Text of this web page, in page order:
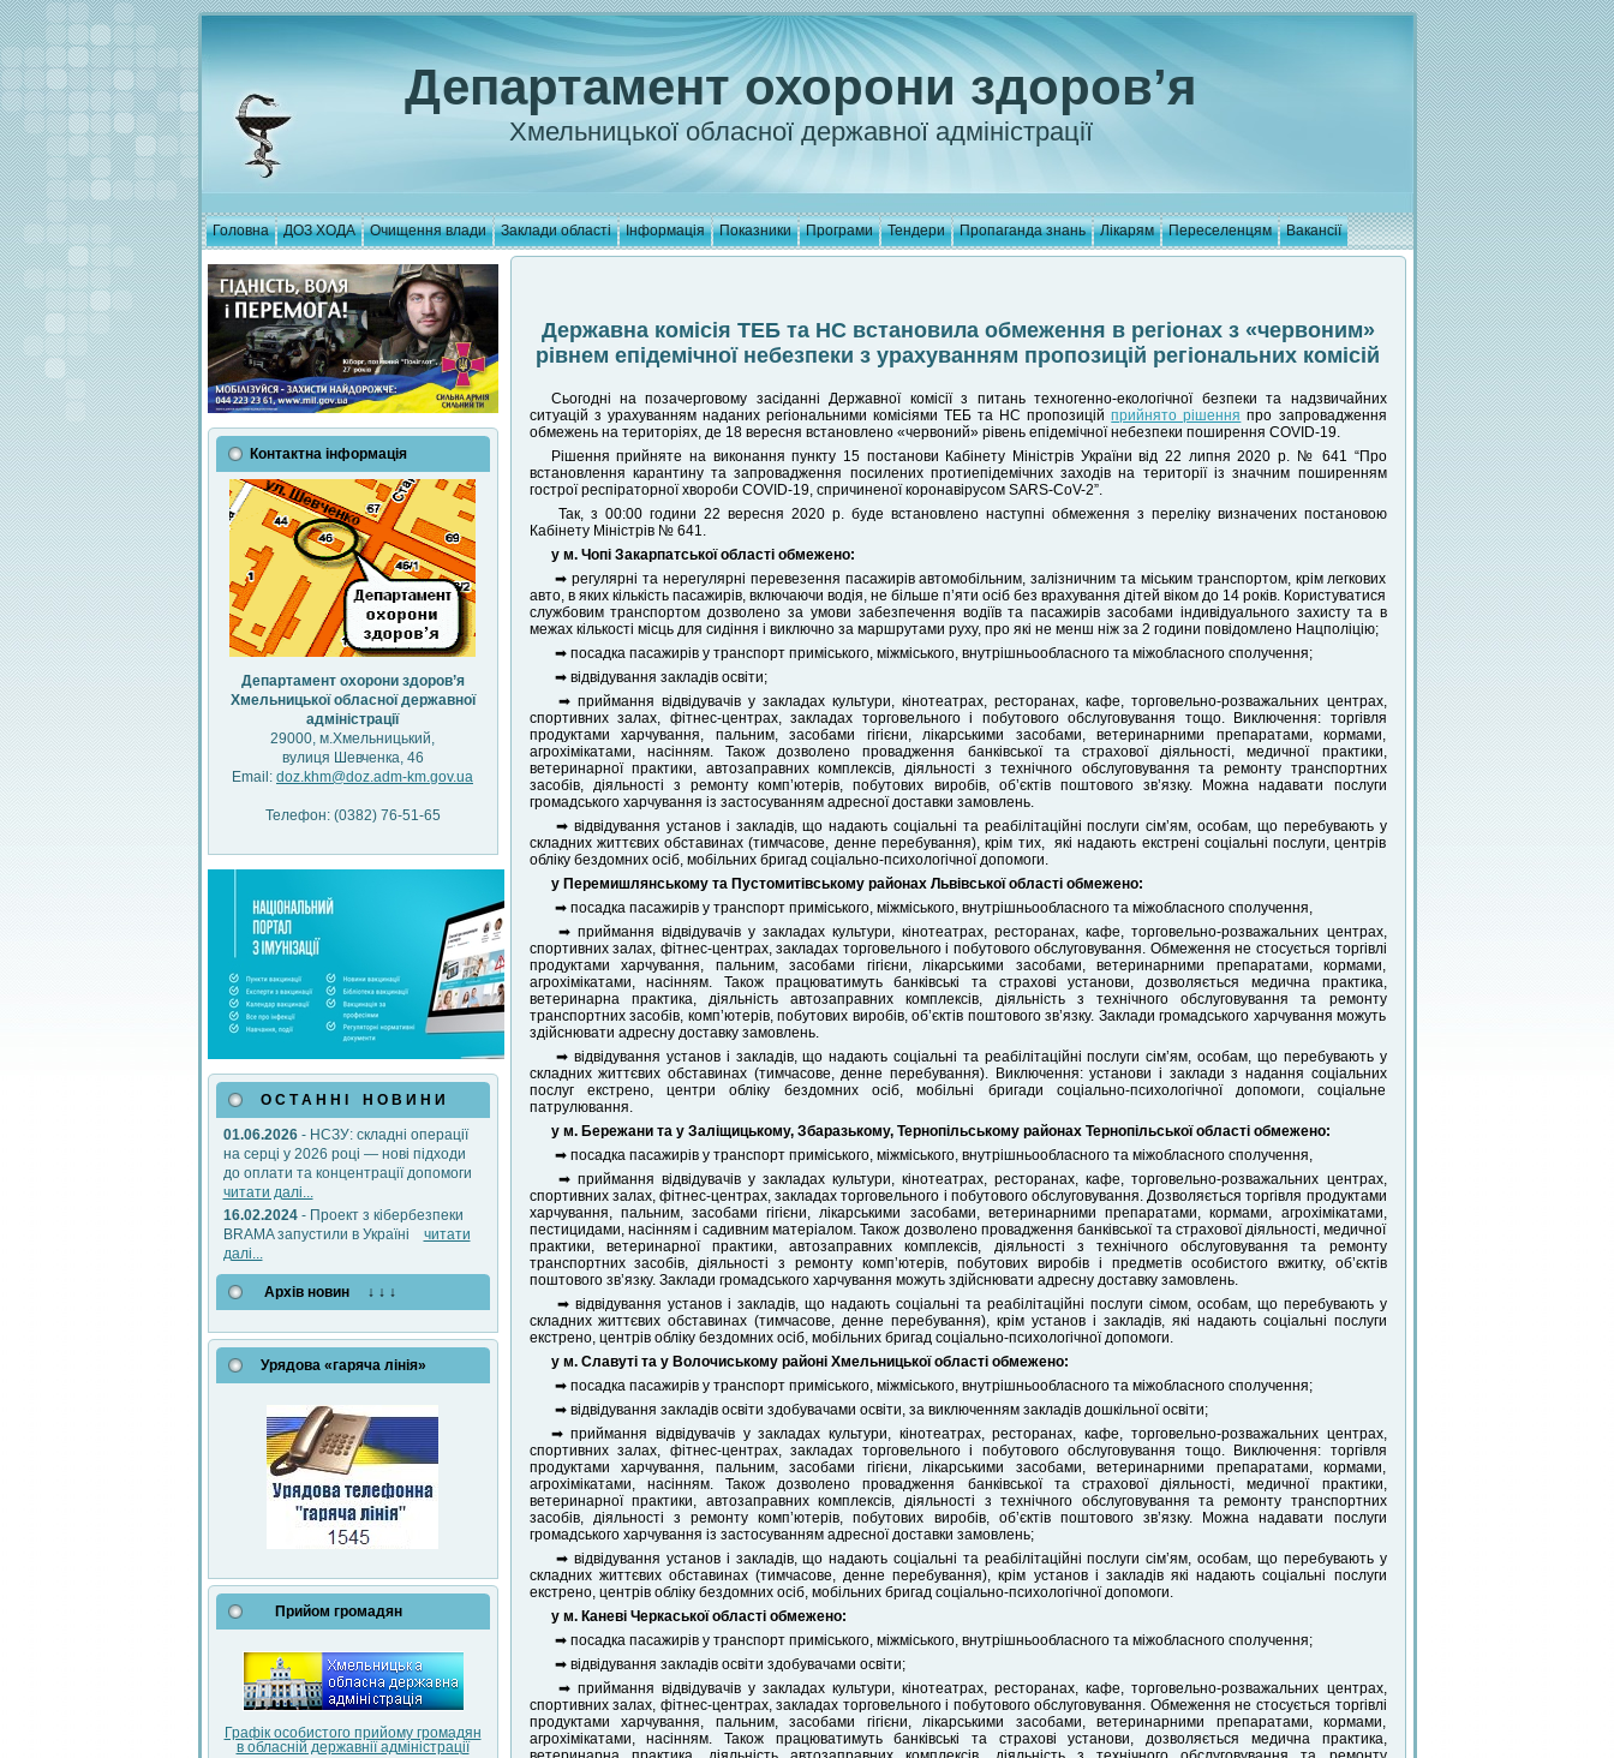
Департамент охорони здоров’я
Хмельницької обласної державної адміністрації
Головна ДОЗ ХОДА Очищення влади Заклади області Інформація Показники Програми Тендери Пропаганда знань Лікарям Переселенцям Вакансії
Контактна інформація
Департамент охорони здоров’я
Хмельницької обласної державної
адміністрації
29000, м.Хмельницький,
вулиця Шевченка, 46
Email: doz.khm@doz.adm-km.gov.ua
Телефон: (0382) 76-51-65
О С Т А Н Н І Н О В И Н И
01.06.2026- НСЗУ: складні операції
на серці у 2026 році — нові підходи
до оплати та концентрації допомоги
читати далі...
16.02.2024- Проект з кібербезпеки
BRAMA запустили в Україні читати
далі...
Архів новин ↓ ↓ ↓
Урядова «гаряча лінія»
Прийом громадян
Графік особистого прийому громадян
в обласній державнії адміністрації
Державна комісія ТЕБ та НС встановила обмеження в регіонах з «червоним»
рівнем епідемічної небезпеки з урахуванням пропозицій регіональних комісій
Сьогодні на позачерговому засіданні Державної комісії з питань техногенно-екологічної безпеки та надзвичайних
ситуацій з урахуванням наданих регіональними комісіями ТЕБ та НС пропозиційприйнято рішення про запровадження
обмежень на територіях, де 18 вересня встановлено «червоний» рівень епідемічної небезпеки поширення COVID-19.
Рішення прийняте на виконання пункту 15 постанови Кабінету Міністрів України від 22 липня 2020 р. № 641 “Про
встановлення карантину та запровадження посилених протиепідемічних заходів на території із значним поширенням
гострої респіраторної хвороби COVID-19, спричиненої коронавірусом SARS-CoV-2”.
Так, з 00:00 години 22 вересня 2020 р. буде встановлено наступні обмеження з переліку визначених постановою
Кабінету Міністрів № 641.
у м. Чопі Закарпатської областіобмежено:
➡ регулярні та нерегулярні перевезення пасажирів автомобільним, залізничним та міським транспортом, крім легкових
авто, в яких кількість пасажирів, включаючи водія, не більше п’яти осіб без врахування дітей віком до 14 років. Користуватися
службовим транспортом дозволено за умови забезпечення водіїв та пасажирів засобами індивідуального захисту та в
межах кількості місць для сидіння і виключно за маршрутами руху, про які не менш ніж за 2 години повідомлено Нацполіцію;
➡ посадка пасажирів у транспорт приміського, міжміського, внутрішньообласного та міжобласного сполучення;
➡ відвідування закладів освіти;
➡ приймання відвідувачів у закладах культури, кінотеатрах, ресторанах, кафе, торговельно-розважальних центрах,
спортивних залах, фітнес-центрах, закладах торговельного і побутового обслуговування тощо. Виключення: торгівля
продуктами харчування, пальним, засобами гігієни, лікарськими засобами, ветеринарними препаратами, кормами,
агрохімікатами, насінням. Також дозволено провадження банківської та страхової діяльності, медичної практики,
ветеринарної практики, автозаправних комплексів, діяльності з технічного обслуговування та ремонту транспортних
засобів, діяльності з ремонту комп’ютерів, побутових виробів, об’єктів поштового зв’язку. Можна надавати послуги
громадського харчування із застосуванням адресної доставки замовлень.
➡ відвідування установ і закладів, що надають соціальні та реабілітаційні послуги сім’ям, особам, що перебувають у
складних життєвих обставинах (тимчасове, денне перебування), крім тих, які надають екстрені соціальні послуги, центрів
обліку бездомних осіб, мобільних бригад соціально-психологічної допомоги.
у Перемишлянському та Пустомитівському районах Львівської областіобмежено:
➡ посадка пасажирів у транспорт приміського, міжміського, внутрішньообласного та міжобласного сполучення,
➡ приймання відвідувачів у закладах культури, кінотеатрах, ресторанах, кафе, торговельно-розважальних центрах,
спортивних залах, фітнес-центрах, закладах торговельного і побутового обслуговування. Обмеження не стосується торгівлі
продуктами харчування, пальним, засобами гігієни, лікарськими засобами, ветеринарними препаратами, кормами,
агрохімікатами, насінням. Також працюватимуть банківські та страхові установи, дозволяється медична практика,
ветеринарна практика, діяльність автозаправних комплексів, діяльність з технічного обслуговування та ремонту
транспортних засобів, комп’ютерів, побутових виробів, об’єктів поштового зв’язку. Заклади громадського харчування можуть
здійснювати адресну доставку замовлень.
➡ відвідування установ і закладів, що надають соціальні та реабілітаційні послуги сім’ям, особам, що перебувають у
складних життєвих обставинах (тимчасове, денне перебування). Виключення: установи і заклади з надання соціальних
послуг екстрено, центри обліку бездомних осіб, мобільні бригади соціально-психологічної допомоги, соціальне
патрулювання.
у м. Бережани та у Заліщицькому, Збаразькому, Тернопільському районах Тернопільської областіобмежено:
➡ посадка пасажирів у транспорт приміського, міжміського, внутрішньообласного та міжобласного сполучення,
➡ приймання відвідувачів у закладах культури, кінотеатрах, ресторанах, кафе, торговельно-розважальних центрах,
спортивних залах, фітнес-центрах, закладах торговельного і побутового обслуговування. Дозволяється торгівля продуктами
харчування, пальним, засобами гігієни, лікарськими засобами, ветеринарними препаратами, кормами, агрохімікатами,
пестицидами, насінням і садивним матеріалом. Також дозволено провадження банківської та страхової діяльності, медичної
практики, ветеринарної практики, автозаправних комплексів, діяльності з технічного обслуговування та ремонту
транспортних засобів, діяльності з ремонту комп’ютерів, побутових виробів і предметів особистого вжитку, об’єктів
поштового зв’язку. Заклади громадського харчування можуть здійснювати адресну доставку замовлень.
➡ відвідування установ і закладів, що надають соціальні та реабілітаційні послуги сімом, особам, що перебувають у
складних життєвих обставинах (тимчасове, денне перебування), крім установ і закладів, які надають соціальні послуги
екстрено, центрів обліку бездомних осіб, мобільних бригад соціально-психологічної допомоги.
у м. Славуті та у Волочиському районі Хмельницької областіобмежено:
➡ посадка пасажирів у транспорт приміського, міжміського, внутрішньообласного та міжобласного сполучення;
➡ відвідування закладів освіти здобувачами освіти, за виключенням закладів дошкільної освіти;
➡ приймання відвідувачів у закладах культури, кінотеатрах, ресторанах, кафе, торговельно-розважальних центрах,
спортивних залах, фітнес-центрах, закладах торговельного і побутового обслуговування тощо. Виключення: торгівля
продуктами харчування, пальним, засобами гігієни, лікарськими засобами, ветеринарними препаратами, кормами,
агрохімікатами, насінням. Також дозволено провадження банківської та страхової діяльності, медичної практики,
ветеринарної практики, автозаправних комплексів, діяльності з технічного обслуговування та ремонту транспортних
засобів, діяльності з ремонту комп’ютерів, побутових виробів, об’єктів поштового зв’язку. Можна надавати послуги
громадського харчування із застосуванням адресної доставки замовлень;
➡ відвідування установ і закладів, що надають соціальні та реабілітаційні послуги сім’ям, особам, що перебувають у
складних життєвих обставинах (тимчасове, денне перебування), крім установ і закладів які надають соціальні послуги
екстрено, центрів обліку бездомних осіб, мобільних бригад соціально-психологічної допомоги.
у м. Каневі Черкаської областіобмежено:
➡ посадка пасажирів у транспорт приміського, міжміського, внутрішньообласного та міжобласного сполучення;
➡ відвідування закладів освіти здобувачами освіти;
➡ приймання відвідувачів у закладах культури, кінотеатрах, ресторанах, кафе, торговельно-розважальних центрах,
спортивних залах, фітнес-центрах, закладах торговельного і побутового обслуговування. Обмеження не стосується торгівлі
продуктами харчування, пальним, засобами гігієни, лікарськими засобами, ветеринарними препаратами, кормами,
агрохімікатами, насінням. Також працюватимуть банківські та страхові установи, дозволяється медична практика,